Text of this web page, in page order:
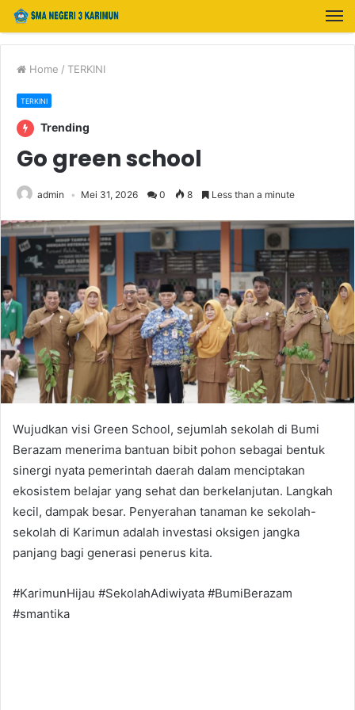
Home / TERKINI
TERKINI
Trending
Go green school
admin Mei 31, 2026 0 8 Less than a minute
Wujudkan visi Green School, sejumlah sekolah di Bumi
Berazam menerima bantuan bibit pohon sebagai bentuk
sinergi nyata pemerintah daerah dalam menciptakan
ekosistem belajar yang sehat dan berkelanjutan. Langkah
kecil, dampak besar. Penyerahan tanaman ke sekolah-
sekolah di Karimun adalah investasi oksigen jangka
panjang bagi generasi penerus kita.
#KarimunHijau #SekolahAdiwiyata #BumiBerazam
#smantika